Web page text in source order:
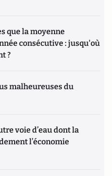
que la moyenne
consécutive : jusqu'où
?
malheureuses du
voie d’eau dont la
l’économie